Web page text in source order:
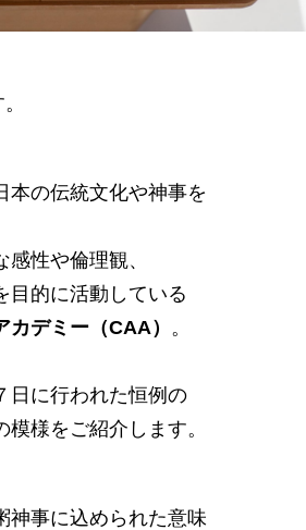
本の伝統文化や神事を
性や倫理観、
目的に活動している
デミー（CAA） 。
日に行われた恒例の
模様をご紹介します。
神事に込められた意味